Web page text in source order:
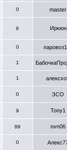
0 master
6 Иркюн
0
1
1
0 ЗСО
9 Tony1
89 nvn06
0